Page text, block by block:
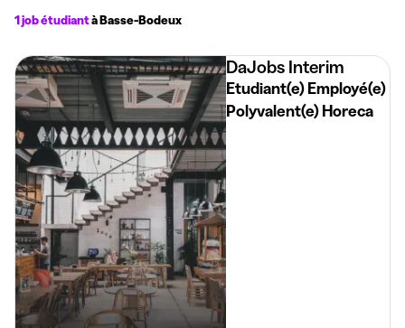
1 job étudiantà Basse-Bodeux
DaJobs Interim
Etudiant(e) Employé(e)
Polyvalent(e) Horeca